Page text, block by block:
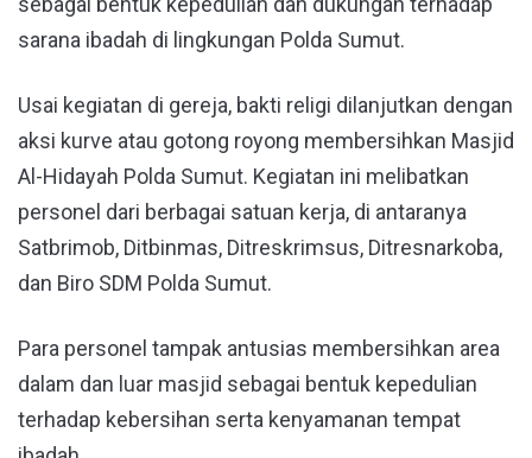
sarana ibadah di lingkungan Polda Sumut.
Usai kegiatan di gereja, bakti religi dilanjutkan dengan
aksi kurve atau gotong royong membersihkan Masjid
Al-Hidayah Polda Sumut. Kegiatan ini melibatkan
personel dari berbagai satuan kerja, di antaranya
Satbrimob, Ditbinmas, Ditreskrimsus, Ditresnarkoba,
dan Biro SDM Polda Sumut.
Para personel tampak antusias membersihkan area
dalam dan luar masjid sebagai bentuk kepedulian
terhadap kebersihan serta kenyamanan tempat